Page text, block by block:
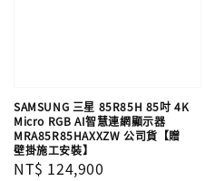
SAMSUNG 三星 85R85H 85吋 4K
Micro RGB AI智慧連網顯示器
MRA85R85HAXXZW 公司貨【贈
壁掛施工安裝】
Regular
NT$ 124,900